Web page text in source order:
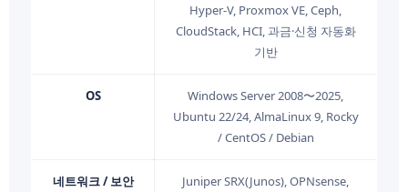
Hyper-V, Proxmox VE, Ceph,
CloudStack, HCI, 과금·신청 자동화
기반
OS
Windows Server 2008〜2025,
Ubuntu 22/24, AlmaLinux 9, Rocky
/ CentOS / Debian
네트워크 / 보안
Juniper SRX(Junos), OPNsense,